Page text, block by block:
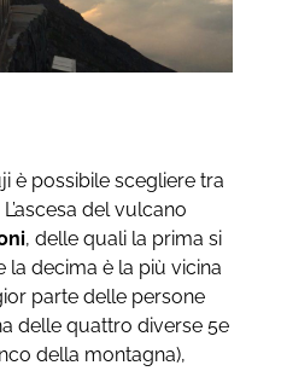
è possibile scegliere tra
del vulcano
, delle quali la prima si
la decima è la più vicina
parte delle persone
delle quattro diverse 5e
della montagna),